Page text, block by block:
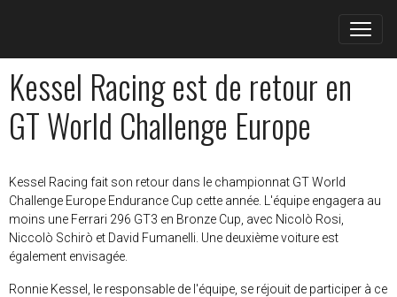
Kessel Racing est de retour en
GT World Challenge Europe
Kessel Racing fait son retour dans le championnat GT World
Challenge Europe Endurance Cup cette année. L'équipe engagera au
moins une Ferrari 296 GT3 en Bronze Cup, avec Nicolò Rosi,
Niccolò Schirò et David Fumanelli. Une deuxième voiture est
également envisagée.
Ronnie Kessel, le responsable de l'équipe, se réjouit de participer à ce